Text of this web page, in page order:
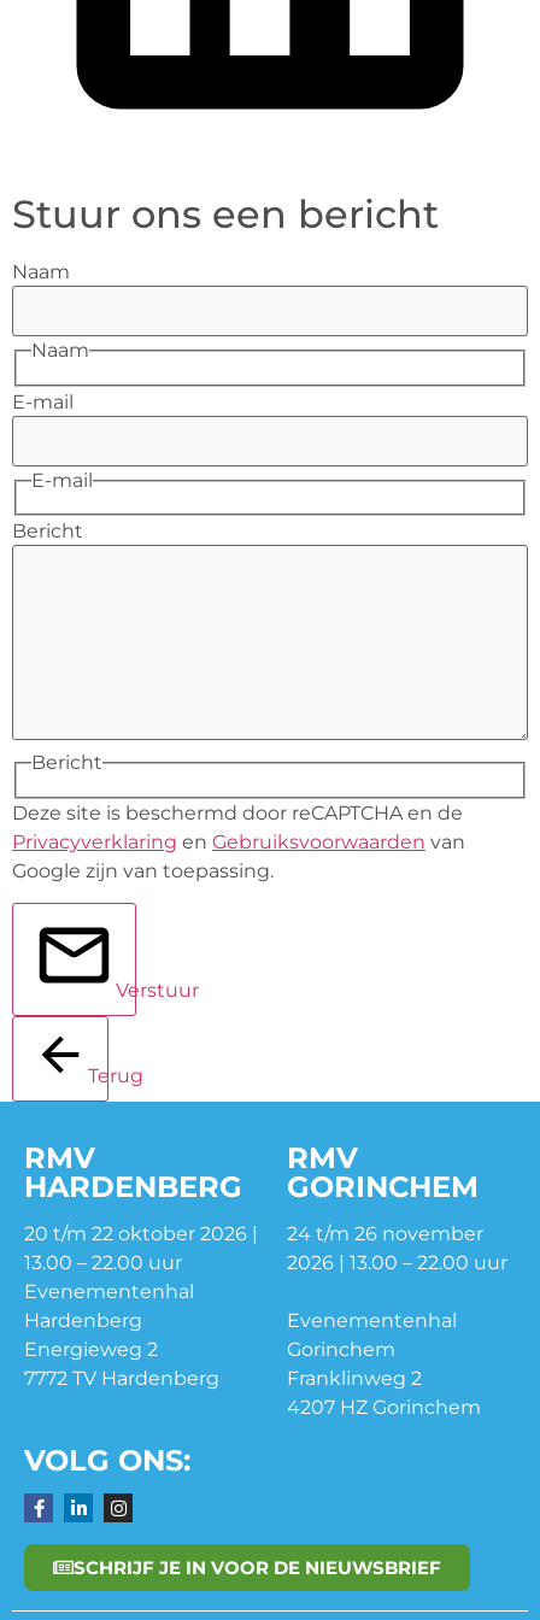
Stuur ons een bericht
Naam
Naam
E-mail
E-mail
Bericht
Bericht
Deze site is beschermd door reCAPTCHA en de
Privacyverklaring en Gebruiksvoorwaarden van
Google zijn van toepassing.
Verstuur
Terug
RMV
HARDENBERG
20 t/m 22 oktober 2026 |
13.00 – 22.00 uur
Evenementenhal
Hardenberg
Energieweg 2
7772 TV Hardenberg
RMV
GORINCHEM
24 t/m 26 november
2026 | 13.00 – 22.00 uur
Evenementenhal
Gorinchem
Franklinweg 2
4207 HZ Gorinchem
VOLG ONS:
SCHRIJF JE IN VOOR DE NIEUWSBRIEF